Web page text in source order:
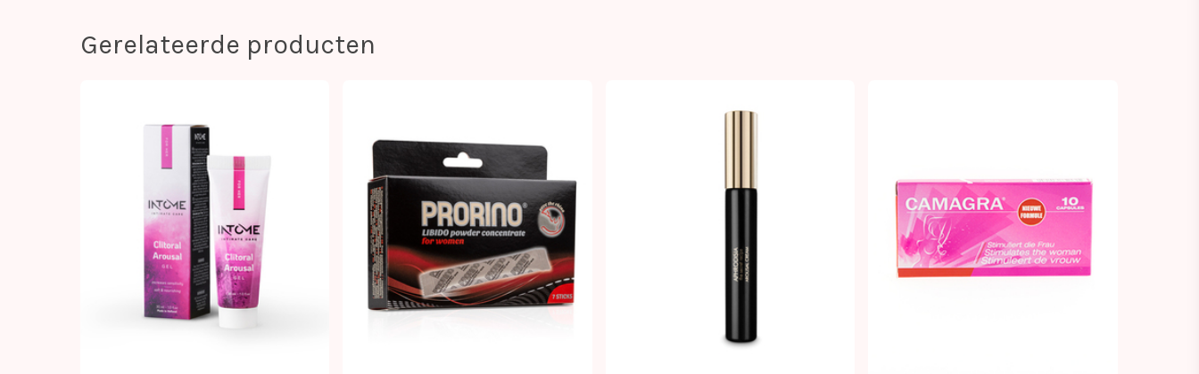
Gerelateerde producten